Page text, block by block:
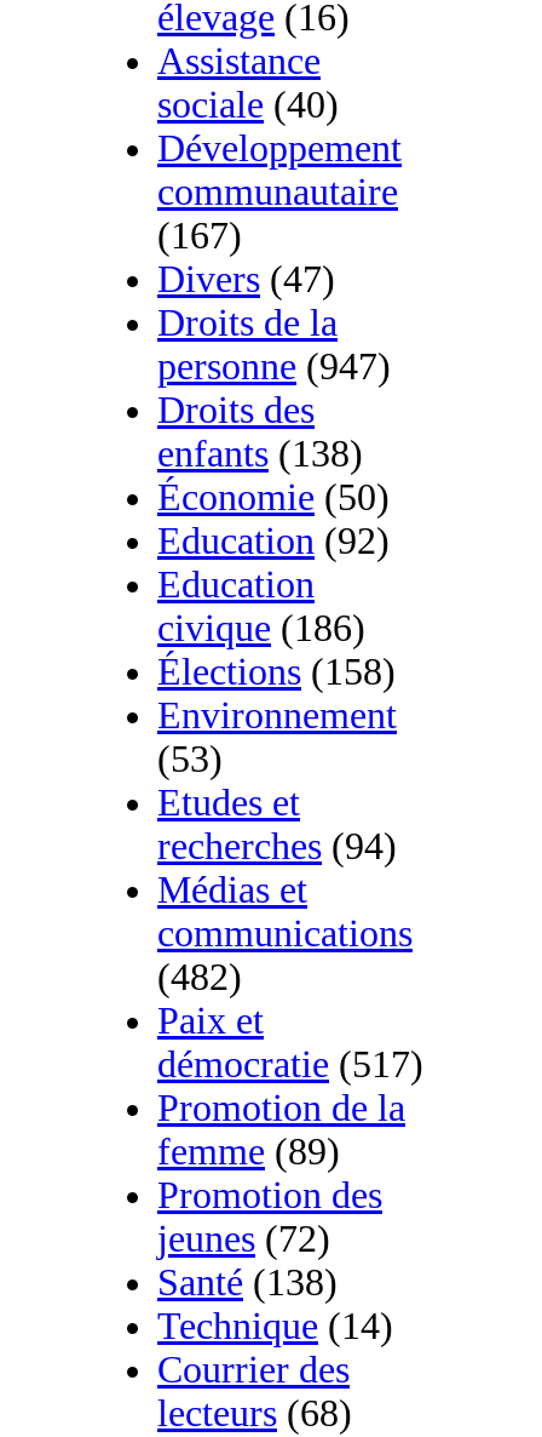
élevage (16)
Assistance
sociale (40)
Développement
communautaire
(167)
Divers (47)
Droits de la
personne (947)
Droits des
enfants (138)
Économie (50)
Education (92)
Education
civique (186)
Élections (158)
Environnement
(53)
Etudes et
recherches (94)
Médias et
communications
(482)
Paix et
démocratie (517)
Promotion de la
femme (89)
Promotion des
jeunes (72)
Santé (138)
Technique (14)
Courrier des
lecteurs (68)